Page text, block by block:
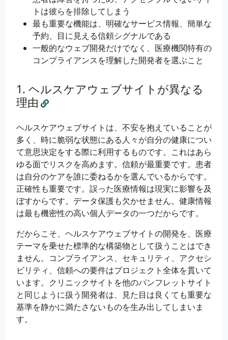
トは彼らを排除してしまう
最も重要な機能は、明確なサービス情報、簡単な
予約、目に見える信頼シグナルである
一般的なウェブ開発だけでなく、医療機関特有の
コンプライアンスを理解した開発者を選ぶこと
ヘルスケアウェブサイトが異なる
理由
ヘルスケアウェブサイトは、不安を抱えていることが
多く、時に脆弱な状態にある人々が自分の健康につい
て意思決定をする際に利用するものです。これはあら
ゆる面でリスクを高めます。信頼が最重要です。患者
は自分のケアを誰に委ねるかを選んでいるからです。
正確性も重要です。誤った医療情報は現実に影響を及
ぼすからです。データ保護も欠かせません。健康情報
は最も機密性の高い個人データの一つだからです。
だからこそ、ヘルスケアウェブサイトの開発を、医療
テーマを乗せた標準的な構築物として扱うことはでき
ません。コンプライアンス、セキュリティ、アクセシ
ビリティ、信頼への要件はプロジェクト全体を貫いて
います。クリニックサイトを他のパンフレットサイト
と同じように扱う開発者は、見た目は良くても重要な
基準を静かに満たさないものを生み出してしまいま
す。